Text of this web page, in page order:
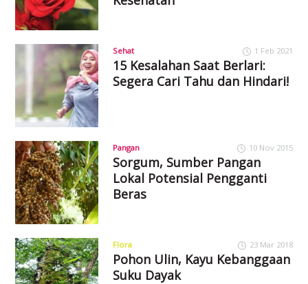
Sehat 1 Feb 2021
15 Kesalahan Saat Berlari:
Segera Cari Tahu dan Hindari!
Pangan 10 Nov 2015
Sorgum, Sumber Pangan
Lokal Potensial Pengganti
Beras
Flora 23 Mar 2018
Pohon Ulin, Kayu Kebanggaan
Suku Dayak